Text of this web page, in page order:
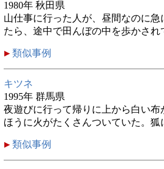
1980年 秋田県
山仕事に行った人が、昼間なのに
たら、途中で田んぼの中を歩かされ
類似事例
キツネ
1995年 群馬県
夜遊びに行って帰りに上から白い
ほうに火がたくさんついていた。狐
類似事例